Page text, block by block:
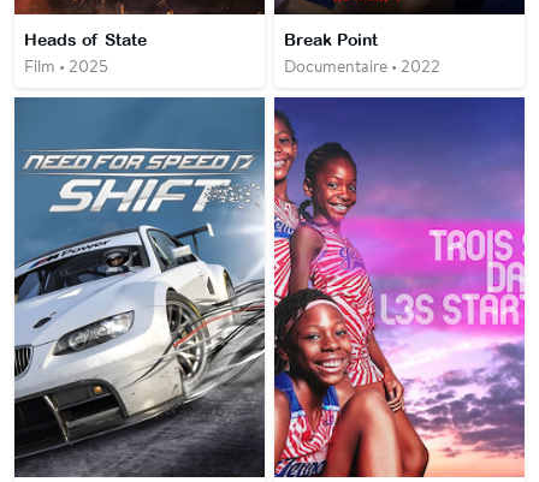
Heads of State
Film • 2025
Break Point
Documentaire • 2022